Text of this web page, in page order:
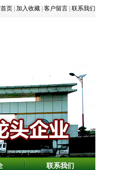
页 加入收藏 客户留言 联系我们
联系我们